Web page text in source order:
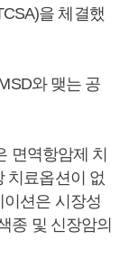
을 체결했
와 맺는 공
면역항암제 치
치료옵션이 없
션은 시장성
종 및 신장암의